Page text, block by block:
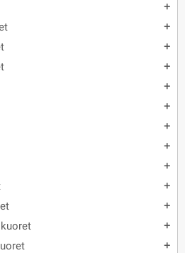
add
add
add
add
add
add
add
add
add
add
add
add
add